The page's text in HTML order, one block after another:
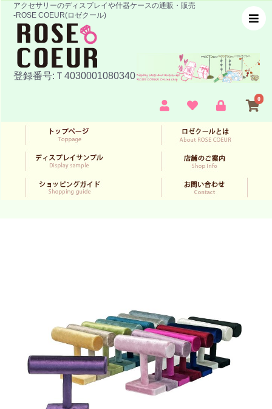
アクセサリーのディスプレイや什器ケースの通販・販売
-ROSE COEUR(ロゼクール)
登録番号:Ｔ4030001080340
0